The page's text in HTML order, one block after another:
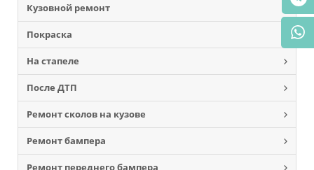
Кузовной ремонт
Покраска
На стапеле
После ДТП
Ремонт сколов на кузове
Ремонт бампера
Ремонт переднего бампера